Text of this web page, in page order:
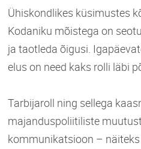
Ühiskondlikes küsimustes
Kodaniku mõistega on
ja taotleda õigusi.
elus on need kaks rolli läbi
Tarbijaroll ning sellega
majanduspoliitiliste
kommunikatsioon –